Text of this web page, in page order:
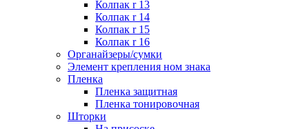
Колпак r 13
Колпак r 14
Колпак r 15
Колпак r 16
Органайзеры/сумки
Элемент крепления ном знака
Пленка
Пленка защитная
Пленка тонировочная
Шторки